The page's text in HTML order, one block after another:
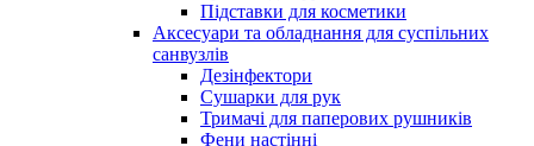
Підставки для косметики
Аксесуари та обладнання для суспільних
санвузлів
Дезінфектори
Сушарки для рук
Тримачі для паперових рушників
Фени настінні